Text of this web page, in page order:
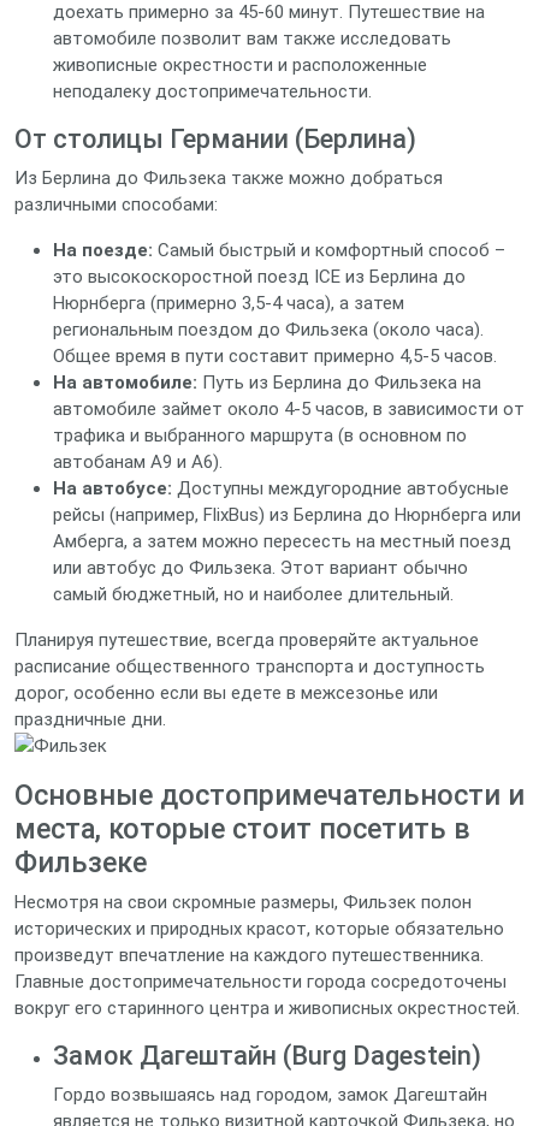
доехать примерно за 45-60 минут. Путешествие на
автомобиле позволит вам также исследовать
живописные окрестности и расположенные
неподалеку достопримечательности.
От столицы Германии (Берлина)
Из Берлина до Фильзека также можно добраться
различными способами:
На поезде: Самый быстрый и комфортный способ –
это высокоскоростной поезд ICE из Берлина до
Нюрнберга (примерно 3,5-4 часа), а затем
региональным поездом до Фильзека (около часа).
Общее время в пути составит примерно 4,5-5 часов.
На автомобиле: Путь из Берлина до Фильзека на
автомобиле займет около 4-5 часов, в зависимости от
трафика и выбранного маршрута (в основном по
автобанам A9 и A6).
На автобусе: Доступны междугородние автобусные
рейсы (например, FlixBus) из Берлина до Нюрнберга или
Амберга, а затем можно пересесть на местный поезд
или автобус до Фильзека. Этот вариант обычно
самый бюджетный, но и наиболее длительный.
Планируя путешествие, всегда проверяйте актуальное
расписание общественного транспорта и доступность
дорог, особенно если вы едете в межсезонье или
праздничные дни.
Основные достопримечательности и
места, которые стоит посетить в
Фильзеке
Несмотря на свои скромные размеры, Фильзек полон
исторических и природных красот, которые обязательно
произведут впечатление на каждого путешественника.
Главные достопримечательности города сосредоточены
вокруг его старинного центра и живописных окрестностей.
Замок Дагештайн (Burg Dagestein)
Гордо возвышаясь над городом, замок Дагештайн
является не только визитной карточкой Фильзека, но